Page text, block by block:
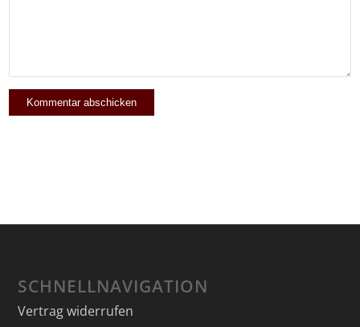
SCHNELLNAVIGATION
Vertrag widerrufen